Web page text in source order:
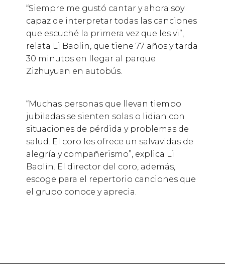
“Siempre me gustó cantar y ahora soy
capaz de interpretar todas las canciones
que escuché la primera vez que les vi”,
relata Li Baolin, que tiene 77 años y tarda
30 minutos en llegar al parque
Zizhuyuan en autobús.
“Muchas personas que llevan tiempo
jubiladas se sienten solas o lidian con
situaciones de pérdida y problemas de
salud. El coro les ofrece un salvavidas de
alegría y compañerismo”, explica Li
Baolin. El director del coro, además,
escoge para el repertorio canciones que
el grupo conoce y aprecia.